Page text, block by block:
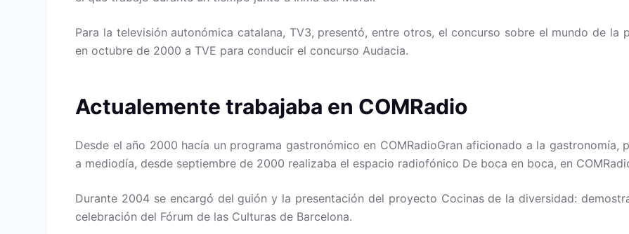
Para la televisión autonómica catalana, TV3, presentó, entre otros, el concurso sobre el mundo de la
en octubre de 2000 a TVE para conducir el concurso Audacia.
Actualemente trabajaba en COMRadio
Desde el año 2000 hacía un programa gastronómico en COMRadioGran aficionado a la gastronomía,
a mediodía, desde septiembre de 2000 realizaba el espacio radiofónico De boca en boca, en
Durante 2004 se encargó del guión y la presentación del proyecto Cocinas de la diversidad:
celebración del Fórum de las Culturas de Barcelona.